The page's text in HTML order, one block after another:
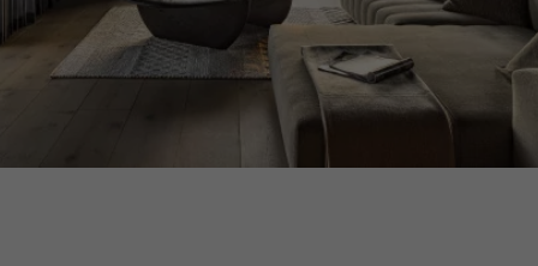
Nos conseillers sont disponibles au
28 79 01 41